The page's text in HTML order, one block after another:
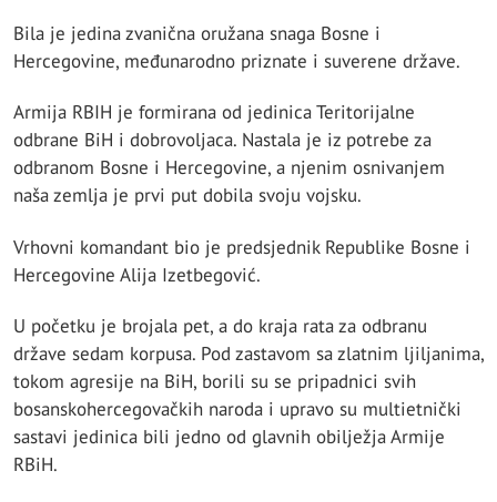
Bila je jedina zvanična oružana snaga Bosne i
Hercegovine, međunarodno priznate i suverene države.
Armija RBIH je formirana od jedinica Teritorijalne
odbrane BiH i dobrovoljaca. Nastala je iz potrebe za
odbranom Bosne i Hercegovine, a njenim osnivanjem
naša zemlja je prvi put dobila svoju vojsku.
Vrhovni komandant bio je predsjednik Republike Bosne i
Hercegovine Alija Izetbegović.
U početku je brojala pet, a do kraja rata za odbranu
države sedam korpusa. Pod zastavom sa zlatnim ljiljanima,
tokom agresije na BiH, borili su se pripadnici svih
bosanskohercegovačkih naroda i upravo su multietnički
sastavi jedinica bili jedno od glavnih obilježja Armije
RBiH.